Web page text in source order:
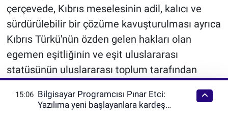
çerçevede, Kıbrıs meselesinin adil, kalıcı ve
sürdürülebilir bir çözüme kavuşturulması ayrıca
Kıbrıs Türkü'nün özden gelen hakları olan
egemen eşitliğinin ve eşit uluslararası
statüsünün uluslararası toplum tarafından
sürdürüyoruz." ifadesini kullandı.
15:06 Bilgisayar Programcısı Pınar Etci:
Yazılıma yeni başlayanlara kardeş